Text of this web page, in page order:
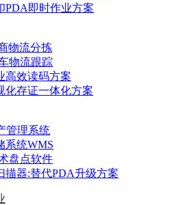
PDA即时作业方案
物流分拣
物流跟踪
高效读码方案
化存证一体化方案
管理系统
系统WMS
盘点软件
描器:替代PDA升级方案